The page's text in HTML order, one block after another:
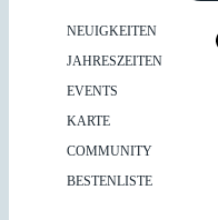
NEUIGKEITEN
JAHRESZEITEN
EVENTS
KARTE
COMMUNITY
BESTENLISTE